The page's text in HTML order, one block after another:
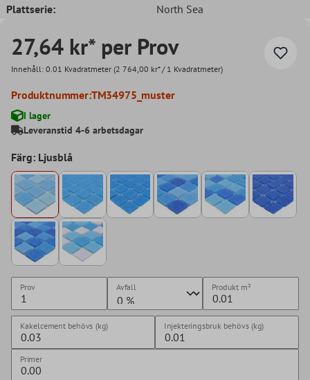
Plattserie:
North Sea
27,64 kr* per Prov
Innehåll: 0.01 Kvadratmeter (2 764,00 kr* / 1 Kvadratmeter)
Produktnummer:TM34975_muster
I lager
Leveranstid 4-6 arbetsdagar
Färg: Ljusblå
Prov Avfall Produkt m²
Kakelcement behövs (kg) Injekteringsbruk behövs (kg)
Primer